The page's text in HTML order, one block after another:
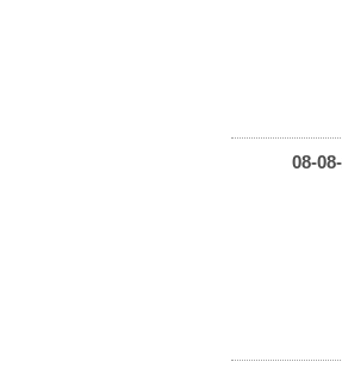
08-